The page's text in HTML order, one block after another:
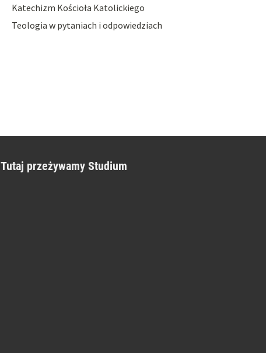
Katechizm Kościoła Katolickiego
Teologia w pytaniach i odpowiedziach
Tutaj przeżywamy Studium